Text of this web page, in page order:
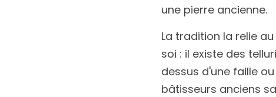
une pierre ancienne.
La tradition la relie
soi : il existe des
dessus d'une faille
bâtisseurs anciens